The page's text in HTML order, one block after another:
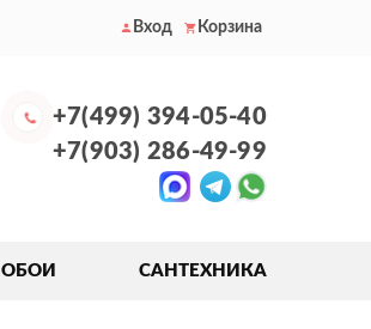
Вход Корзина
+7(499) 394-05-40
+7(903) 286-49-99
ОБОИ САНТЕХНИКА